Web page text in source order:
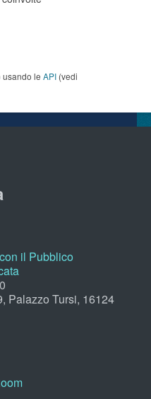
usando le API (vedi
il Pubblico
Palazzo Tursi, 16124